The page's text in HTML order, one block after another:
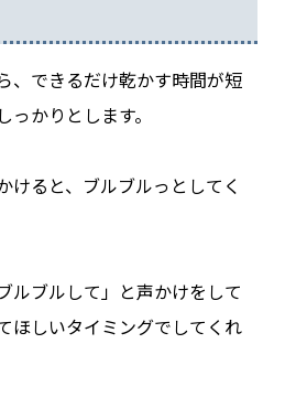
、できるだけ乾かす時間が短
っかりとします。
けると、ブルブルっとしてく
ルブルして」と声かけをして
ほしいタイミングでしてくれ